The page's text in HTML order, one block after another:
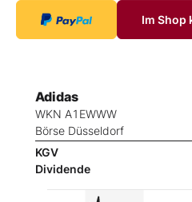
Im Shop
Adidas
WKN A1EWWW
Börse Düsseldorf
KGV
Dividende